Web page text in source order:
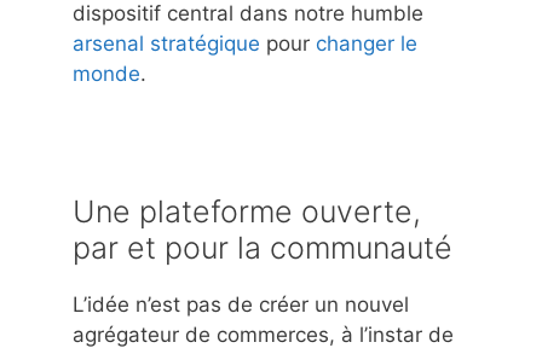
dispositif central dans notre humble
arsenal stratégique pour changer le
monde.
Une plateforme ouverte,
par et pour la communauté
L’idée n’est pas de créer un nouvel
agrégateur de commerces, à l’instar de